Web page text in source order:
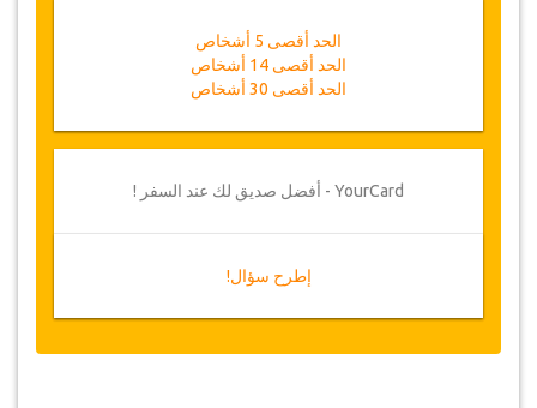
الحد أقصى 5 أشخاص
الحد أقصى 14 أشخاص
الحد أقصى 30 أشخاص
YourCard - أفضل صديق لك عند السفر !
إطرح سؤال!